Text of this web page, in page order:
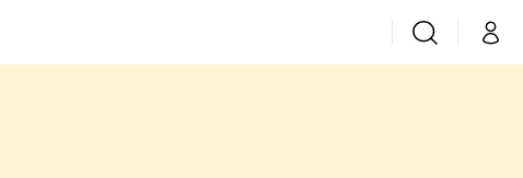
VyhledáváníMůj